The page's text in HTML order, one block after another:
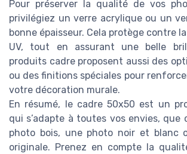
Pour préserver la qualité de vos
privilégiez un verre acrylique ou un
bonne épaisseur. Cela protège contre
UV, tout en assurant une belle
produits cadre proposent aussi des
ou des finitions spéciales pour
votre décoration murale.
En résumé, le cadre 50x50 est un
qui s’adapte à toutes vos envies, que
photo bois, une photo noir et blanc
originale. Prenez en compte la